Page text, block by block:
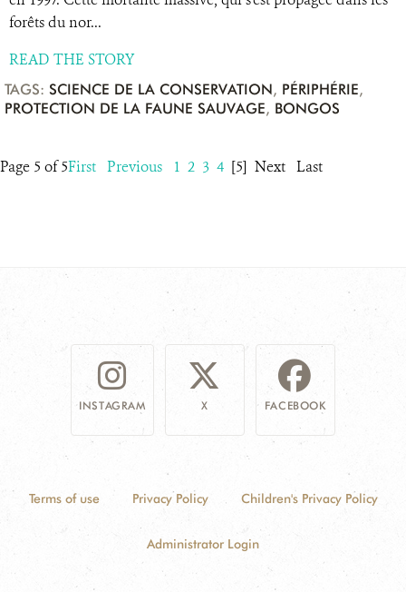
forêts du nor...
READ THE STORY
TAGS: SCIENCE DE LA CONSERVATION, PÉRIPHÉRIE,
PROTECTION DE LA FAUNE SAUVAGE, BONGOS
Page 5 of 5First Previous 1 2 3 4 [5] Next Last
INSTAGRAM X FACEBOOK
Terms of use Privacy Policy Children's Privacy Policy
Administrator Login